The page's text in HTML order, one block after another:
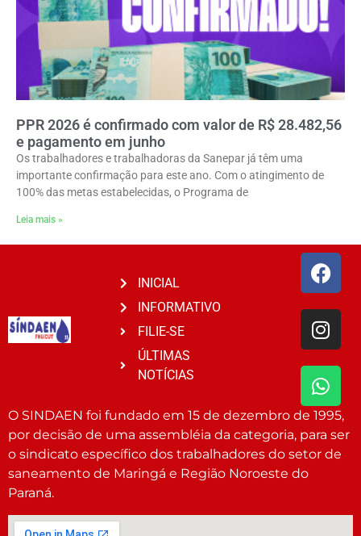
PPR 2026 é confirmado com valor de R$ 28.482,56
e pagamento em junho
Os trabalhadores e trabalhadoras da Sanepar já têm uma
importante confirmação para este ano. Com o atingimento de
100% das metas estabelecidas, o Programa de
Leia mais »
INICIAL
INFORMATIVO
FILIE-SE
ÚLTIMAS
NOTÍCIAS
O SINDAEN foi fundado em 15 de dezembro de 1995,
por decisão de uma assembléia da categoria, para ser
o sindicato específico dos trabalhadores do setor de
saneamento de Maringá e Região Noroeste do
Paraná.